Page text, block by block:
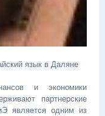
язык в Даляне
и экономики
партнерские
является одним из